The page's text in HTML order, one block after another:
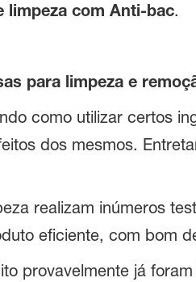
limpeza com Anti-bac.
para limpeza e
como utilizar certos
dos mesmos.
realizam inúmeros
eficiente, com bom
provavelmente já